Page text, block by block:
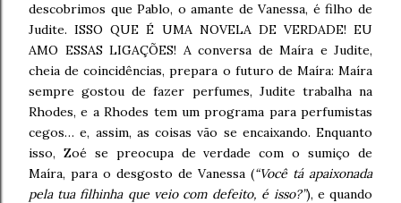
descobrimos que Pablo, o amante de Vanessa, é filho de
Judite. ISSO QUE É UMA NOVELA DE VERDADE! EU
AMO ESSAS LIGAÇÕES! A conversa de Maíra e Judite,
cheia de coincidências, prepara o futuro de Maíra: Maíra
sempre gostou de fazer perfumes, Judite trabalha na
Rhodes, e a Rhodes tem um programa para perfumistas
cegos… e, assim, as coisas vão se encaixando. Enquanto
isso, Zoé se preocupa de verdade com o sumiço de
Maíra, para o desgosto de Vanessa (“Você tá apaixonada
pela tua filhinha que veio com defeito, é isso?”), e quando